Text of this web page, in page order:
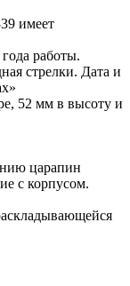
имеет
работы.
стрелки. Дата и
52 мм в высоту и
царапин
с корпусом.